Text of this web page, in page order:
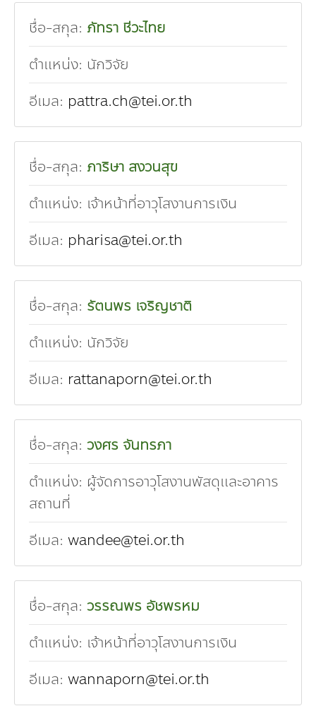
ชื่อ-สกุล: ภัทรา ชีวะไทย
ตำแหน่ง: นักวิจัย
อีเมล: pattra.ch@tei.or.th
ชื่อ-สกุล: ภาริษา สงวนสุข
ตำแหน่ง: เจ้าหน้าที่อาวุโสงานการเงิน
อีเมล: pharisa@tei.or.th
ชื่อ-สกุล: รัตนพร เจริญชาติ
ตำแหน่ง: นักวิจัย
อีเมล: rattanaporn@tei.or.th
ชื่อ-สกุล: วงศร จันทรภา
ตำแหน่ง: ผู้จัดการอาวุโสงานพัสดุและอาคาร
สถานที่
อีเมล: wandee@tei.or.th
ชื่อ-สกุล: วรรณพร อัชพรหม
ตำแหน่ง: เจ้าหน้าที่อาวุโสงานการเงิน
อีเมล: wannaporn@tei.or.th